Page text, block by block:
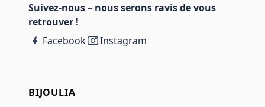
Suivez-nous – nous serons ravis de vous
retrouver !
Facebook
Instagram
BIJOULIA